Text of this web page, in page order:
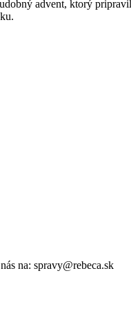
advent, ktorý
na: spravy@rebeca.sk